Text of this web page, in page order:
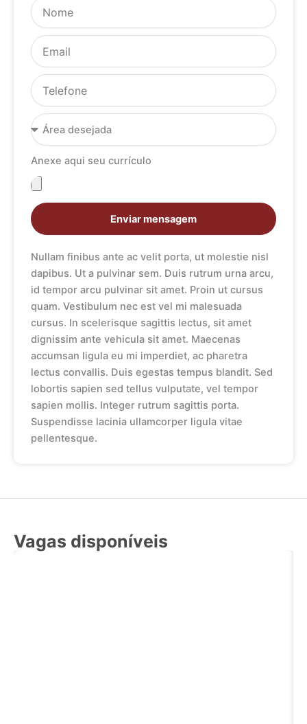
Email
Telefone
Área
desejada
Anexe aqui seu currículo
Anexe
seu
currículo
Enviar mensagem
Nullam finibus ante ac velit porta, ut molestie nisl
dapibus. Ut a pulvinar sem. Duis rutrum urna arcu,
id tempor arcu pulvinar sit amet. Proin ut cursus
quam. Vestibulum nec est vel mi malesuada
cursus. In scelerisque sagittis lectus, sit amet
dignissim ante vehicula sit amet. Maecenas
accumsan ligula eu mi imperdiet, ac pharetra
lectus convallis. Duis egestas tempus blandit. Sed
lobortis sapien sed tellus vulputate, vel tempor
sapien mollis. Integer rutrum sagittis porta.
Suspendisse lacinia ullamcorper ligula vitae
pellentesque.
Vagas disponíveis